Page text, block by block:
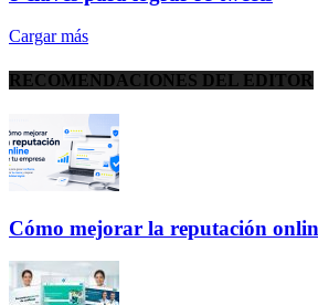
Cargar más
RECOMENDACIONES DEL EDITOR
Cómo mejorar la reputación